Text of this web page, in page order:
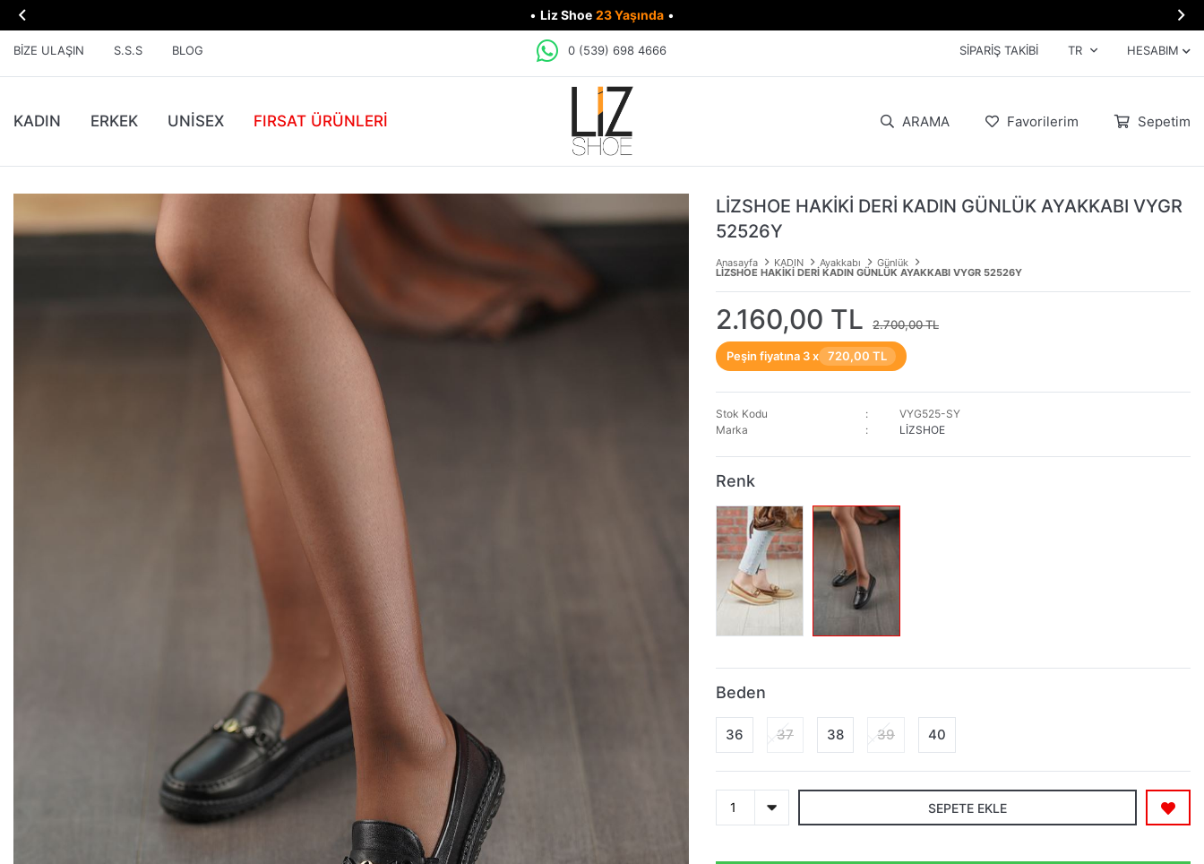
 • Liz Shoe 23 Yaşında • 
BIZE ULAŞIN S.S.S BLOG 0 (539) 698 4666 SIPARIŞ TAKIBI TR HESABIM
KADIN ERKEK UNİSEX FIRSAT ÜRÜNLERI ARAMA Favorilerim Sepetim
LİZSHOE HAKİKİ DERİ KADIN GÜNLÜK AYAKKABI VYGR
52526Y
Anasayfa KADIN Ayakkabı Günlük
LİZSHOE HAKİKİ DERİ KADIN GÜNLÜK AYAKKABI VYGR 52526Y
2.160,00 TL 2.700,00 TL
Peşin fiyatına 3 x 720,00 TL
Stok Kodu
VYG525-SY
Marka
LİZSHOE
Renk
Beden
36 37 38 39 40
SEPETE EKLE